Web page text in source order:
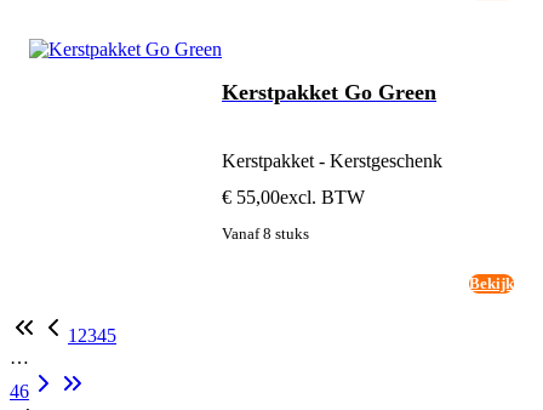
Kerstpakket Go Green
Kerstpakket - Kerstgeschenk
€ 55,00excl. BTW
Vanaf 8 stuks
Bekijk
1 2345
…
46